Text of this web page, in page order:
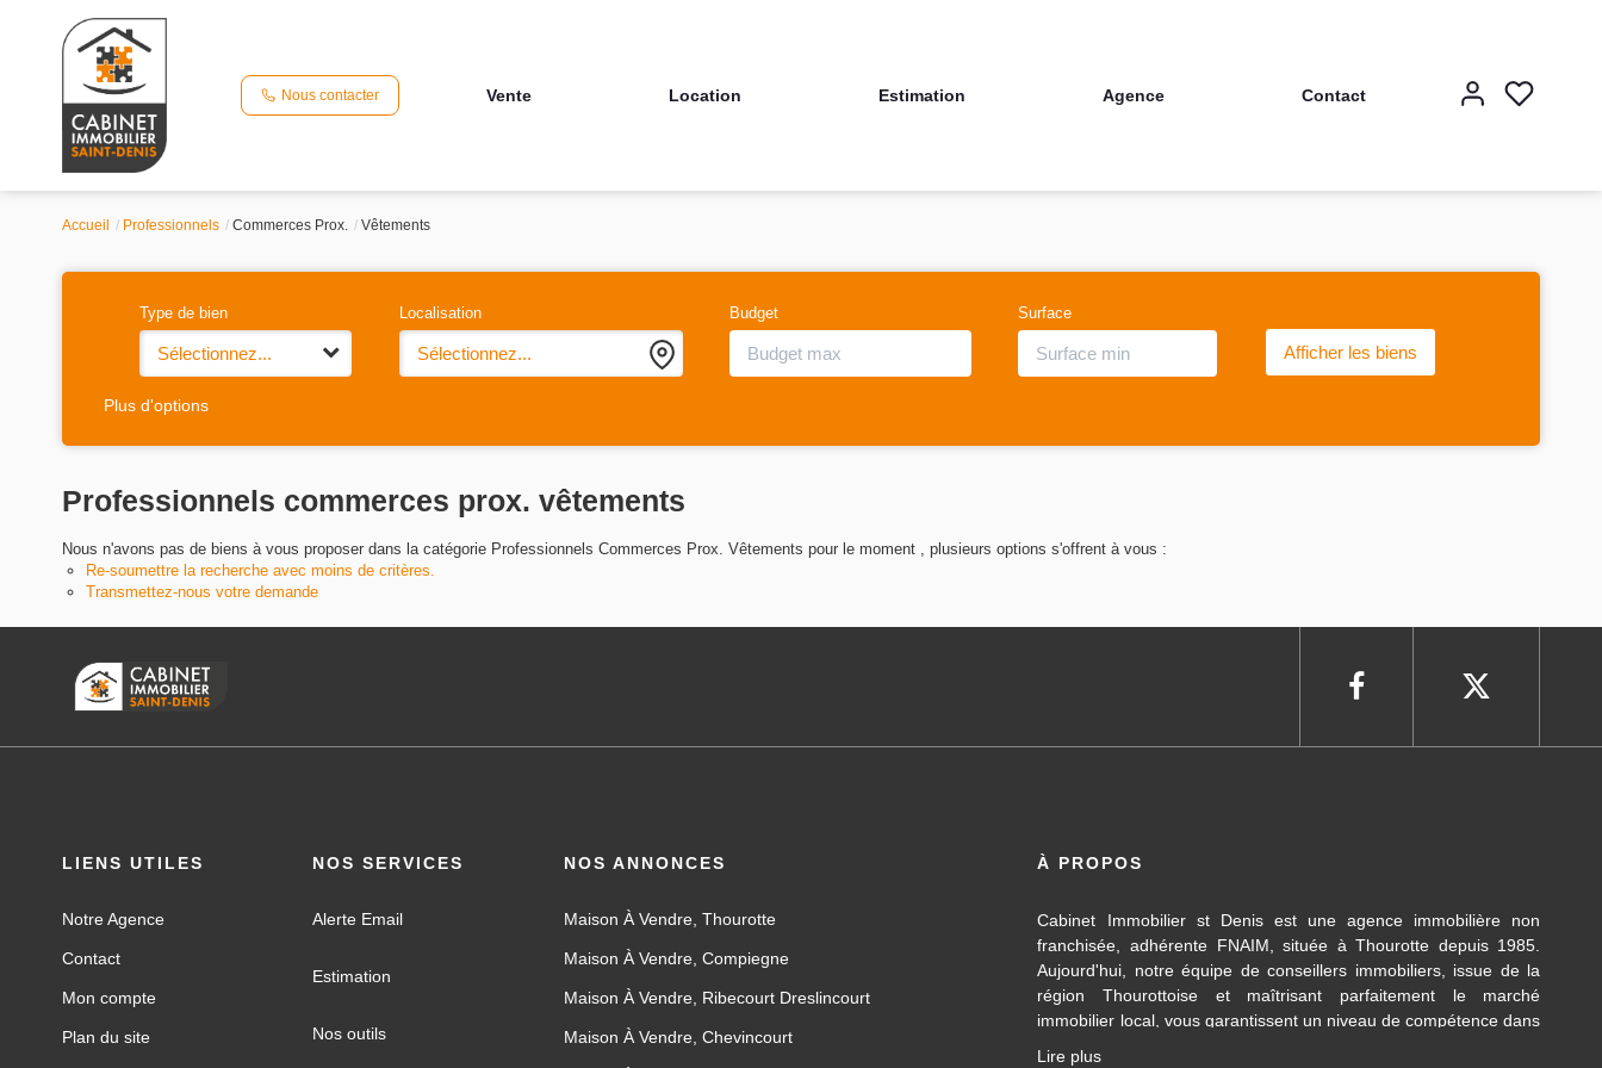
Nous contacter Vente Location Estimation Agence Contact
Accueil Professionnels Commerces Prox. Vêtements
Type de bien
Sélectionnez...
Localisation
Sélectionnez...
Budget Surface
Plus d'options
Professionnels commerces prox. vêtements
Nous n'avons pas de biens à vous proposer dans la catégorie Professionnels Commerces Prox. Vêtements pour le moment , plusieurs options s'offrent à vous :
Re-soumettre la recherche avec moins de critères.
Transmettez-nous votre demande
LIENS UTILES
Notre Agence
Contact
Mon compte
Plan du site
NOS SERVICES
Alerte Email
Estimation
Nos outils
NOS ANNONCES
Maison À Vendre, Thourotte
Maison À Vendre, Compiegne
Maison À Vendre, Ribecourt Dreslincourt
Maison À Vendre, Chevincourt
À PROPOS
Cabinet Immobilier st Denis est une agence immobilière non
franchisée, adhérente FNAIM, située à Thourotte depuis 1985.
Aujourd'hui, notre équipe de conseillers immobiliers, issue de la
région Thourottoise et maîtrisant parfaitement le marché
immobilier local, vous garantissent un niveau de compétence dans
Lire plus